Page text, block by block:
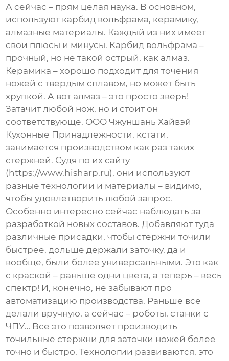
А сейчас – прям целая наука. В основном,
используют карбид вольфрама, керамику,
алмазные материалы. Каждый из них имеет
свои плюсы и минусы. Карбид вольфрама –
прочный, но не такой острый, как алмаз.
Керамика – хорошо подходит для точения
ножей с твердым сплавом, но может быть
хрупкой. А вот алмаз – это просто зверь!
Затачит любой нож, но и стоит он
соответствующе. ООО Чжуншань Хайвэй
Кухонные Принадлежности, кстати,
занимается производством как раз таких
стержней. Судя по их сайту
(https://www.hisharp.ru), они используют
разные технологии и материалы – видимо,
чтобы удовлетворить любой запрос.
Особенно интересно сейчас наблюдать за
разработкой новых составов. Добавляют туда
различные присадки, чтобы стержни точили
быстрее, дольше держали заточку, да и
вообще, были более универсальными. Это как
с краской – раньше одни цвета, а теперь – весь
спектр! И, конечно, не забывают про
автоматизацию производства. Раньше все
делали вручную, а сейчас – роботы, станки с
ЧПУ… Все это позволяет производить
точильные стержни для заточки ножей более
точно и быстро. Технологии развиваются, это